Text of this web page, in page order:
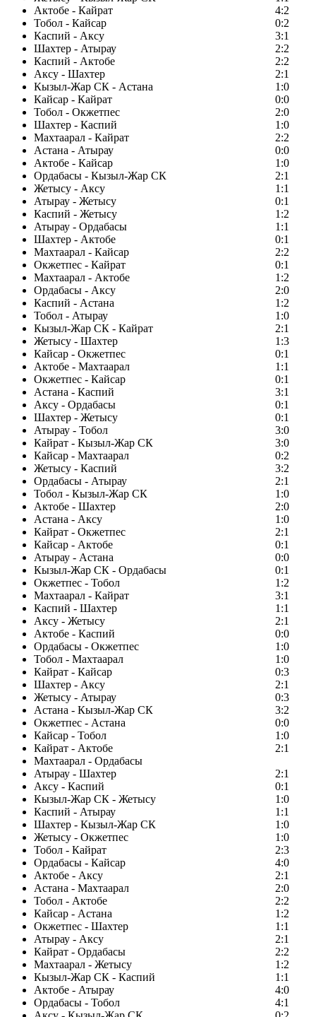
Актобе - Кайрат
4:2
Тобол - Кайсар
0:2
Каспий - Аксу
3:1
Шахтер - Атырау
2:2
Каспий - Актобе
2:2
Аксу - Шахтер
2:1
Кызыл-Жар СК - Астана
1:0
Кайсар - Кайрат
0:0
Тобол - Окжетпес
2:0
Шахтер - Каспий
1:0
Махтаарал - Кайрат
2:2
Астана - Атырау
0:0
Актобе - Кайсар
1:0
Ордабасы - Кызыл-Жар СК
2:1
Жетысу - Аксу
1:1
Атырау - Жетысу
0:1
Каспий - Жетысу
1:2
Атырау - Ордабасы
1:1
Шахтер - Актобе
0:1
Махтаарал - Кайсар
2:2
Окжетпес - Кайрат
0:1
Махтаарал - Актобе
1:2
Ордабасы - Аксу
2:0
Каспий - Астана
1:2
Тобол - Атырау
1:0
Кызыл-Жар СК - Кайрат
2:1
Жетысу - Шахтер
1:3
Кайсар - Окжетпес
0:1
Актобе - Махтаарал
1:1
Окжетпес - Кайсар
0:1
Астана - Каспий
3:1
Аксу - Ордабасы
0:1
Шахтер - Жетысу
0:1
Атырау - Тобол
3:0
Кайрат - Кызыл-Жар СК
3:0
Кайсар - Махтаарал
0:2
Жетысу - Каспий
3:2
Ордабасы - Атырау
2:1
Тобол - Кызыл-Жар СК
1:0
Актобе - Шахтер
2:0
Астана - Аксу
1:0
Кайрат - Окжетпес
2:1
Кайсар - Актобе
0:1
Атырау - Астана
0:0
Кызыл-Жар СК - Ордабасы
0:1
Окжетпес - Тобол
1:2
Махтаарал - Кайрат
3:1
Каспий - Шахтер
1:1
Аксу - Жетысу
2:1
Актобе - Каспий
0:0
Ордабасы - Окжетпес
1:0
Тобол - Махтаарал
1:0
Кайрат - Кайсар
0:3
Шахтер - Аксу
2:1
Жетысу - Атырау
0:3
Астана - Кызыл-Жар СК
3:2
Окжетпес - Астана
0:0
Кайсар - Тобол
1:0
Кайрат - Актобе
2:1
Махтаарал - Ордабасы
Атырау - Шахтер
2:1
Аксу - Каспий
0:1
Кызыл-Жар СК - Жетысу
1:0
Каспий - Атырау
1:1
Шахтер - Кызыл-Жар СК
1:0
Жетысу - Окжетпес
1:0
Тобол - Кайрат
2:3
Ордабасы - Кайсар
4:0
Актобе - Аксу
2:1
Астана - Махтаарал
2:0
Тобол - Актобе
2:2
Кайсар - Астана
1:2
Окжетпес - Шахтер
1:1
Атырау - Аксу
2:1
Кайрат - Ордабасы
2:2
Махтаарал - Жетысу
1:2
Кызыл-Жар СК - Каспий
1:1
Актобе - Атырау
4:0
Ордабасы - Тобол
4:1